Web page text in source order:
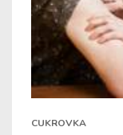
CUKROVKA